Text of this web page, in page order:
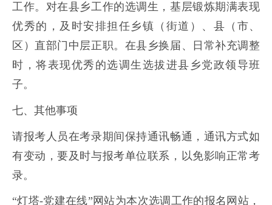
工作。对在县乡工作的选调生，基层锻炼期满表现
优秀的，及时安排担任乡镇（街道）、县（市、
区）直部门中层正职。在县乡换届、日常补充调整
时，将表现优秀的选调生选拔进县乡党政领导班
子。
七、其他事项
请报考人员在考录期间保持通讯畅通，通讯方式如
有变动，要及时与报考单位联系，以免影响正常考
录。
“灯塔-党建在线”网站为本次选调工作的报名网站，